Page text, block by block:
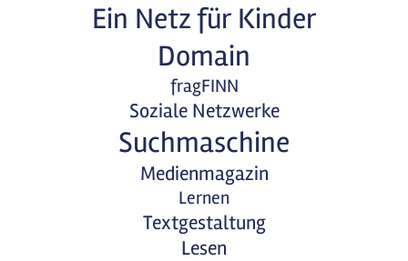
Ein Netz für Kinder
Domain
fragFINN
Soziale Netzwerke
Suchmaschine
Medienmagazin
Lernen
Textgestaltung
Lesen